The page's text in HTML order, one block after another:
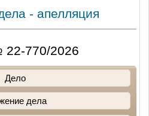
- апелляция
770/2026
Дело
дела